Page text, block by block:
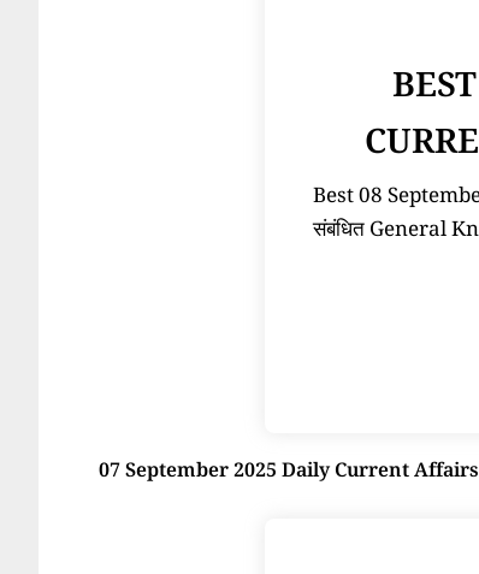
Best 08
संबंधित General
07 September 2025 Daily Current Affairs